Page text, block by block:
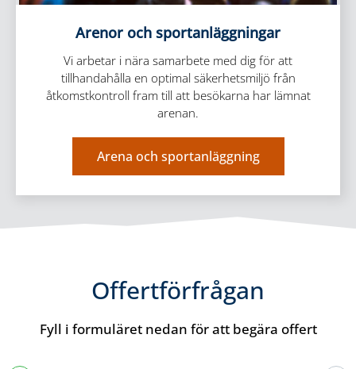
Arenor och sportanläggningar
Vi arbetar i nära samarbete med dig för att
tillhandahålla en optimal säkerhetsmiljö från
åtkomstkontroll fram till att besökarna har lämnat
arenan.
Arena och sportanläggning
Offertförfrågan
Fyll i formuläret nedan för att begära offert